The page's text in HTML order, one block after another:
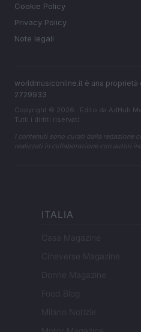
Cookie Policy
Privacy Policy
Note legali
worldmusiconline.it è una proprietà
2729933
Copyright © 2026 · Edito da AdHub
Tutti i diritti riservati
I contenuti sono curati dalla redazione
realizzati in collaborazione con autori
ITALIA
Casa Magazine
Cineverse Magazine
Donne Magazine
Food Blog
Milano Notizie